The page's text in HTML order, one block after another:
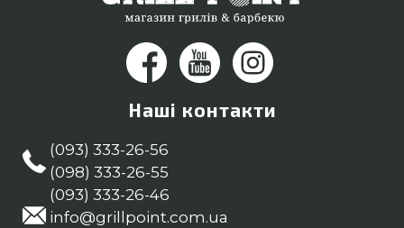
Наші контакти
(093) 333-26-56
(098) 333-26-55
(093) 333-26-46
info@grillpoint.com.ua